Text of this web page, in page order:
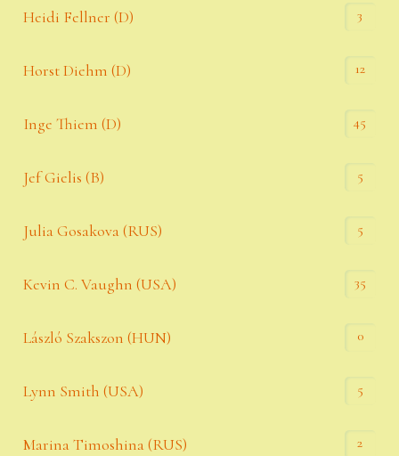
Heidi Fellner (D) 3
Horst Diehm (D) 12
Inge Thiem (D) 45
Jef Gielis (B) 5
Julia Gosakova (RUS) 5
Kevin C. Vaughn (USA) 35
László Szakszon (HUN) 0
Lynn Smith (USA) 5
Marina Timoshina (RUS) 2